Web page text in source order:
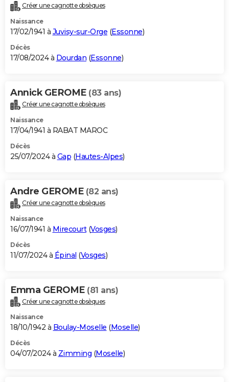
Créer une cagnotte obsèques
Naissance
17/02/1941 à Juvisy-sur-Orge (Essonne)
Décès
17/08/2024 à Dourdan (Essonne)
Annick GEROME (83 ans)
Créer une cagnotte obsèques
Naissance
17/04/1941 à RABAT MAROC
Décès
25/07/2024 à Gap (Hautes-Alpes)
Andre GEROME (82 ans)
Créer une cagnotte obsèques
Naissance
16/07/1941 à Mirecourt(Vosges)
Décès
11/07/2024 à Épinal (Vosges)
Emma GEROME (81 ans)
Créer une cagnotte obsèques
Naissance
18/10/1942 à Boulay-Moselle (Moselle)
Décès
04/07/2024 à Zimming (Moselle)